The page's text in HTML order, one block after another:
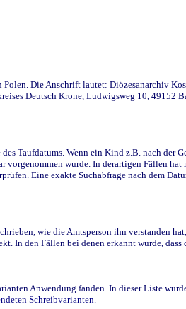
Die Anschrift lautet: Diözesanarchiv
Deutsch Krone, Ludwigsweg 10, 49152
Taufdatums. Wenn ein Kind z.B. nach der
wurde. In derartigen Fällen
Eine exakte Suchabfrage nach dem
wie die Amtsperson ihn verstanden
In den Fällen bei denen erkannt wurde,
Anwendung fanden. In dieser Liste
Schreibvarianten.